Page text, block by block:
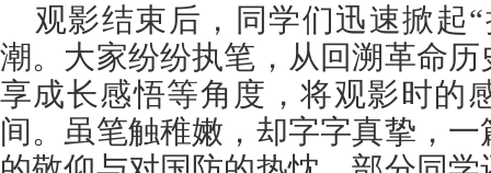
观影结束后，同学们迅速掀起
潮。大家纷纷执笔，从回溯革命
享成长感悟等角度，将观影时的
间。虽笔触稚嫩，却字字真挚，